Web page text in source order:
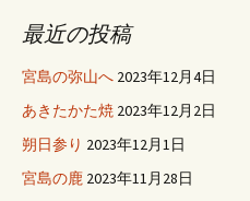
最近の投稿
宮島の弥山へ 2023年12月4日
あきたかた焼 2023年12月2日
朔日参り 2023年12月1日
宮島の鹿 2023年11月28日